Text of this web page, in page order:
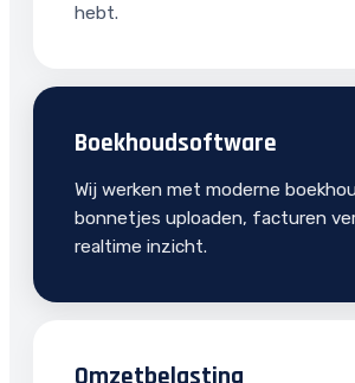
hebt.
Boekhoudsoftware
Wij werken met moderne
bonnetjes uploaden, facturen
realtime inzicht.
Omzetbelasting